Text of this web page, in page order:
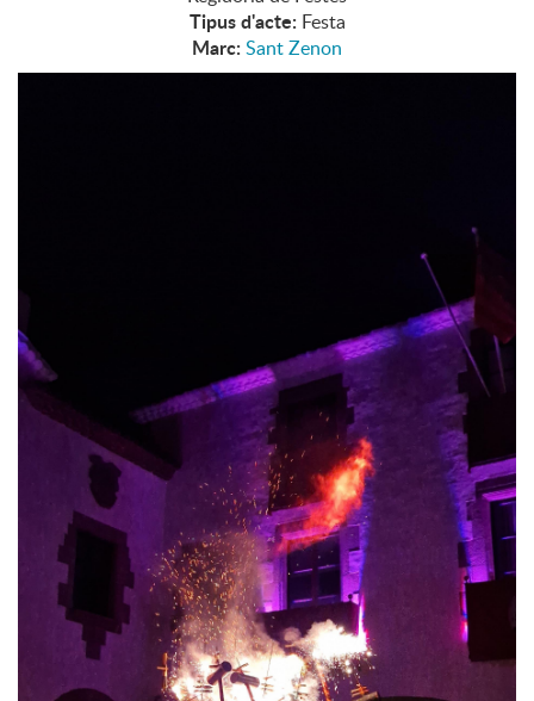
Tipus d'acte: Festa
Marc: Sant Zenon